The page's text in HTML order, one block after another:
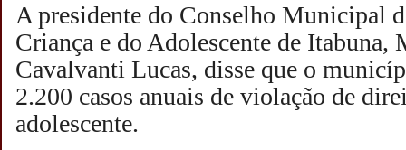
A presidente do Conselho Municipal
Criança e do Adolescente de Itabuna,
Cavalvanti Lucas, disse que o
2.200 casos anuais de violação de
adolescente.